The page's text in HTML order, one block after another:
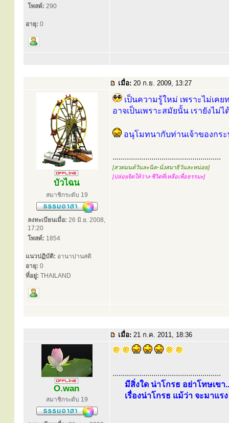
โพสต์: 290
อายุ: 0
เมื่อ: 20 ก.ย. 2009, 13:27
บัวไฉน
สมาชิกระดับ 19
ลงทะเบียนเมื่อ: 26 มิ.ย. 2008,
17:20
โพสต์: 1854
แนวปฏิบัติ: อานาปานสติ
อายุ: 0
ที่อยู่: THAILAND
เป็นความรู้ใหม่ เพราะไม่เค
อาจเป็นเพราะสมัยนั้น เรายังไม่
อนุโมทนากับท่านเจ้าของกร
.....................................................
[สวดมนต์วันละนิด-นั่งสมาธิวันละหน่อย]
[ปล่อยจิตให้ว่าง-ชีวิตที่เหลือเพื่อธรรมะ]
เมื่อ: 21 ก.ค. 2011, 18:36
O.wan
สมาชิกระดับ 19
.....................................................
มีสิ่งใด น่าโกรธ อย่าโทษเขา
เรื่องน่าโกรธ แม้ว่า จะมาแร